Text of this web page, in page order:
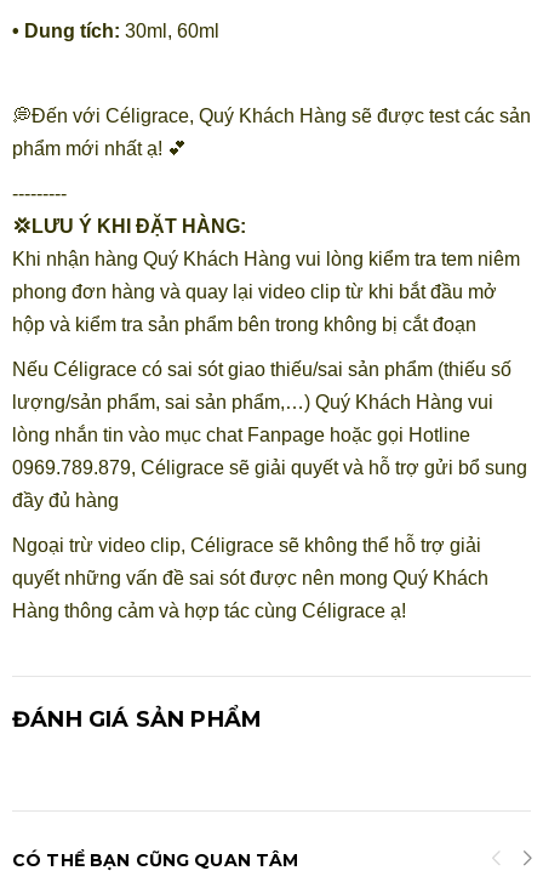
• Dung tích: 30ml, 60ml
💭Đến với Céligrace, Quý Khách Hàng sẽ được test các sản
phẩm mới nhất ạ! 💕
---------
💢LƯU Ý KHI ĐẶT HÀNG:
Khi nhận hàng Quý Khách Hàng vui lòng kiểm tra tem niêm
phong đơn hàng và quay lại video clip từ khi bắt đầu mở
hộp và kiểm tra sản phẩm bên trong không bị cắt đoạn
Nếu Céligrace có sai sót giao thiếu/sai sản phẩm (thiếu số
lượng/sản phẩm, sai sản phẩm,…) Quý Khách Hàng vui
lòng nhắn tin vào mục chat Fanpage hoặc gọi Hotline
0969.789.879, Céligrace sẽ giải quyết và hỗ trợ gửi bổ sung
đầy đủ hàng
Ngoại trừ video clip, Céligrace sẽ không thể hỗ trợ giải
quyết những vấn đề sai sót được nên mong Quý Khách
Hàng thông cảm và hợp tác cùng Céligrace ạ!
ĐÁNH GIÁ SẢN PHẨM
CÓ THỂ BẠN CŨNG QUAN TÂM